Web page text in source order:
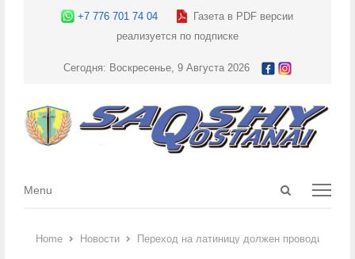
+7 776 701 74 04
Газета в PDF версии
реализуется по подписке
Сегодня: Воскресенье, 9 Августа 2026
Open
Menu
Menu
Home Новости Переход на латиницу должен проводиться